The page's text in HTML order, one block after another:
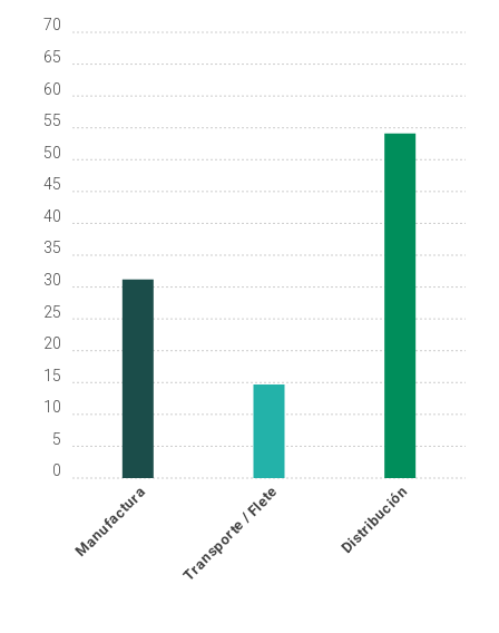
Manufactura Transporte / Flete Distribución
0
5
10
15
20
25
30
35
40
45
50
55
60
65
70